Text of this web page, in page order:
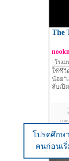
โปรดศึกษ
คนก่อนเ
The
โรแม
ใช้ชีวิ
น้อย"
ลับเปิ
โปรดศึกษ
คนก่อนเ